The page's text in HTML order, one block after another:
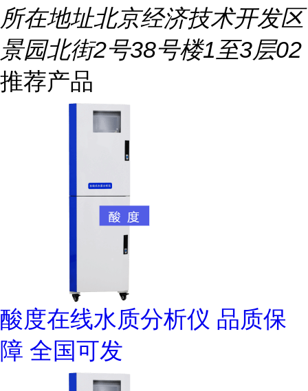
所在地址北京经济技术开发区
景园北街2号38号楼1至3层02
推荐产品
酸度在线水质分析仪 品质保
障 全国可发